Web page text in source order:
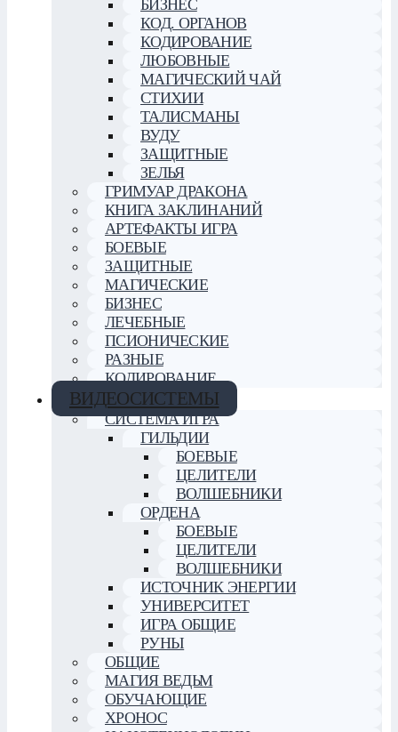
БИЗНЕС
КОД. ОРГАНОВ
КОДИРОВАНИЕ
ЛЮБОВНЫЕ
МАГИЧЕСКИЙ ЧАЙ
СТИХИИ
ТАЛИСМАНЫ
ВУДУ
ЗАЩИТНЫЕ
ЗЕЛЬЯ
ГРИМУАР ДРАКОНА
КНИГА ЗАКЛИНАНИЙ
АРТЕФАКТЫ ИГРА
БОЕВЫЕ
ЗАЩИТНЫЕ
МАГИЧЕСКИЕ
БИЗНЕС
ЛЕЧЕБНЫЕ
ПСИОНИЧЕСКИЕ
РАЗНЫЕ
КОДИРОВАНИЕ
ВИДЕОСИСТЕМЫ
СИСТЕМА ИГРА
ГИЛЬДИИ
БОЕВЫЕ
ЦЕЛИТЕЛИ
ВОЛШЕБНИКИ
ОРДЕНА
БОЕВЫЕ
ЦЕЛИТЕЛИ
ВОЛШЕБНИКИ
ИСТОЧНИК ЭНЕРГИИ
УНИВЕРСИТЕТ
ИГРА ОБЩИЕ
РУНЫ
ОБЩИЕ
МАГИЯ ВЕДЬМ
ОБУЧАЮЩИЕ
ХРОНОС